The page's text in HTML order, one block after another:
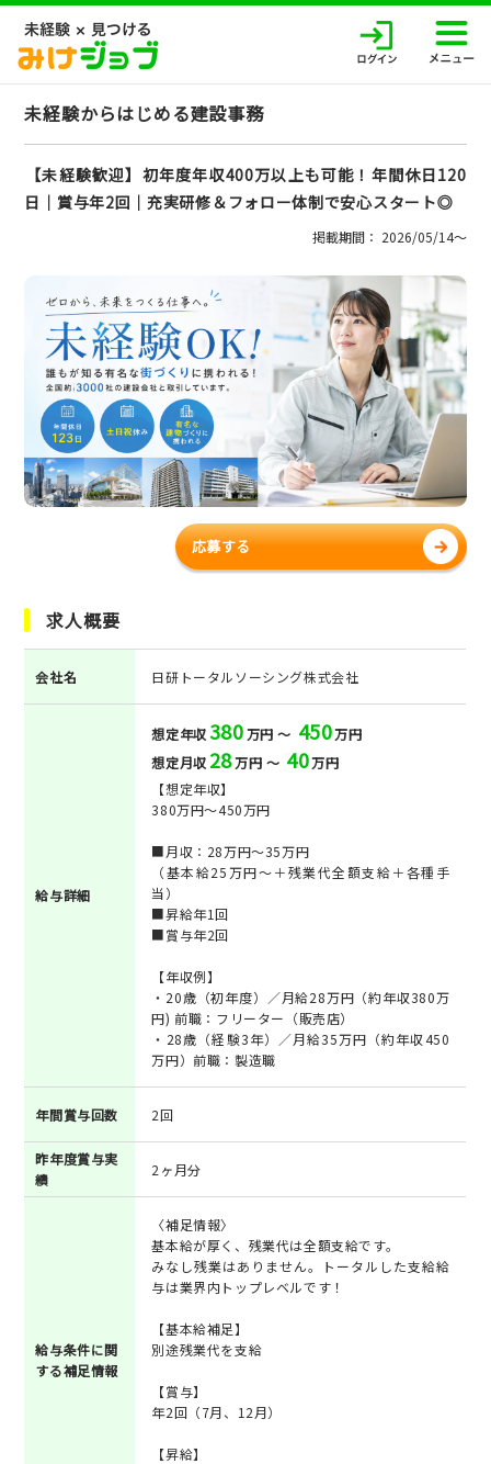
未経験からはじめる建設事務
【未経験歓迎】初年度年収400万以上も可能！年間休日120
日│賞与年2回│充実研修＆フォロー体制で安心スタート◎
掲載期間： 2026/05/14〜
応募する
求人概要
会社名 日研トータルソーシング株式会社
給与詳細
想定年収380万円 ～ 450万円
想定月収 28万円 ～ 40万円
【想定年収】
380万円～450万円
■月収：28万円～35万円
（基本給25万円～＋残業代全額支給＋各種手
当）
■昇給年1回
■賞与年2回
【年収例】
・20歳（初年度）／月給28万円（約年収380万
円) 前職：フリーター（販売店）
・28歳（経験3年）／月給35万円（約年収450
万円）前職：製造職
年間賞与回数 2回
昨年度賞与実
績
2ヶ月分
給与条件に関
する補足情報
〈補足情報〉
基本給が厚く、残業代は全額支給です。
みなし残業はありません。トータルした支給給
与は業界内トップレベルです！
【基本給補足】
別途残業代を支給
【賞与】
年2回（7月、12月）
【昇給】